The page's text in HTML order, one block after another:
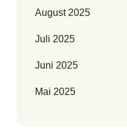
August 2025
Juli 2025
Juni 2025
Mai 2025